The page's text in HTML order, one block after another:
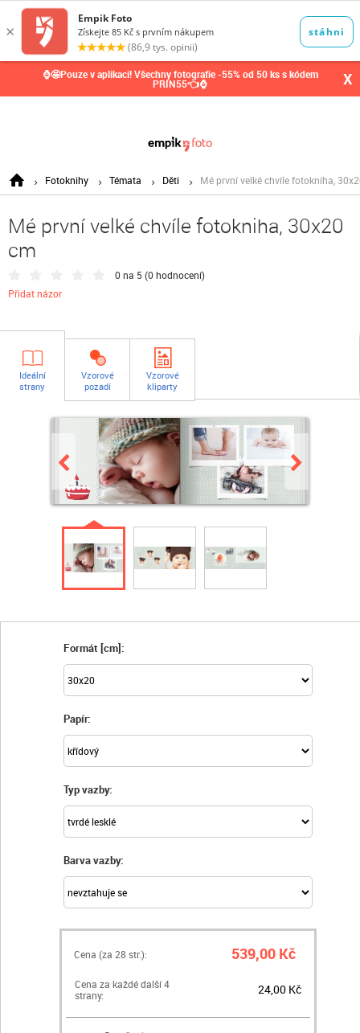
⌚🤩Pouze v aplikaci! Všechny fotografie -55% od 50 ks s kódem
PRIN55👈⌚ X
Fotoknihy Témata Děti Mé první velké chvíle fotokniha,
Mé první velké chvíle fotokniha, 30x20
cm
0 na 5 (0 hodnocení)
Přidat názor
Ideální
strany
Vzorové
pozadí
Vzorové
kliparty
Formát [cm]:
Papír:
Typ vazby:
Barva vazby:
Cena (za 28 str.): 539,00 Kč
Cena za každé další 4
strany:
24,00 Kč